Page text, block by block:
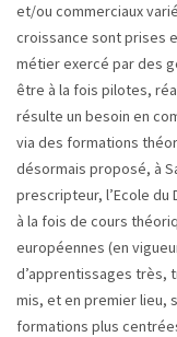
et/ou commerciaux
croissance sont prises
métier exercé par des
être à la fois pilotes,
résulte un besoin en
via des formations
désormais proposé, à
prescripteur, l’Ecole du
à la fois de cours
européennes (en
d’apprentissages très,
mis, et en premier lieu,
formations plus